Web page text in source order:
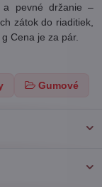
a pevné držanie –
zátok do riaditiek,
Cena je za pár.
Gumové